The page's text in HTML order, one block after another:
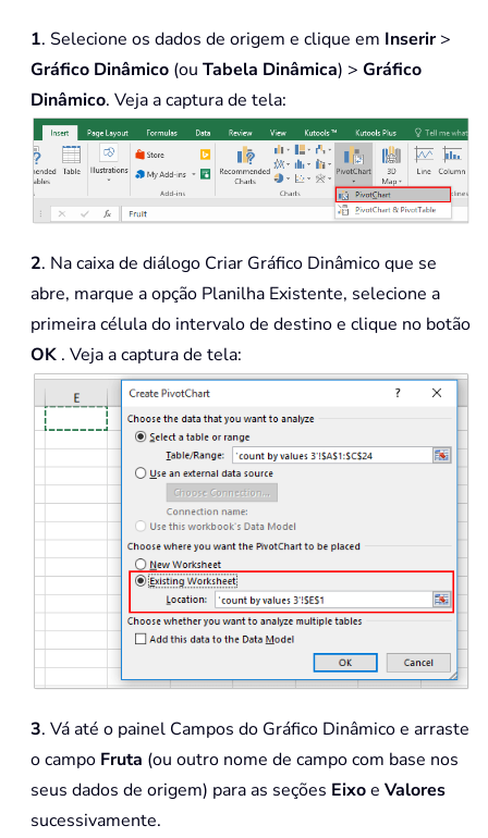
1. Selecione os dados de origem e clique em Inserir>
Gráfico Dinâmico (ou Tabela Dinâmica) > Gráfico
Dinâmico. Veja a captura de tela:
2. Na caixa de diálogo Criar Gráfico Dinâmico que se
abre, marque a opção Planilha Existente, selecione a
primeira célula do intervalo de destino e clique no botão
OK . Veja a captura de tela:
3. Vá até o painel Campos do Gráfico Dinâmico e arraste
o campo Fruta (ou outro nome de campo com base nos
seus dados de origem) para as seções Eixoe Valores
sucessivamente.